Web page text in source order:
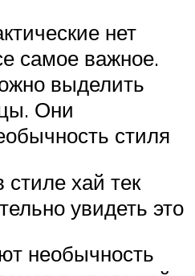
нет
самое важное.
выделить
Они
стиля
хай тек
увидеть это
необычность